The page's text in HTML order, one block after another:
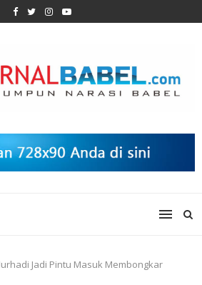
Jadi Pintu Masuk Membongkar